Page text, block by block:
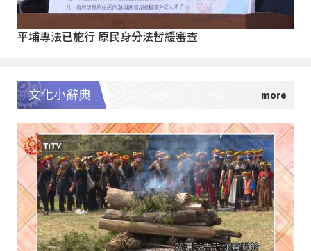
平埔專法已施行 原民身分法暫緩審查
文化小辭典